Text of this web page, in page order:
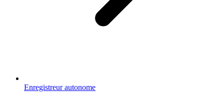
Enregistreur autonome